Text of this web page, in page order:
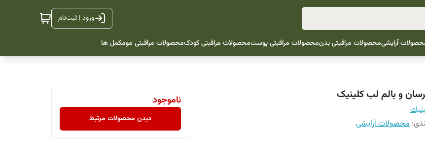
ورود | ثبت‌نام
آرایشیمحصولات مراقبتی بدنمحصولات مراقبتی پوستمحصولات مراقبتی کودکمحصولات مراقبتی مومکمل ها
و بالم لب کلینیک
: محصولات آرایشی
ناموجود
دیدن محصولات مرتبط